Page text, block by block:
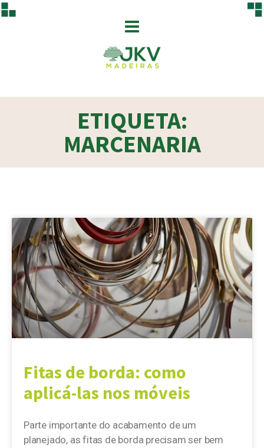
ETIQUETA:
MARCENARIA
Fitas de borda: como
aplicá-las nos móveis
Parte importante do acabamento de um
planejado, as fitas de borda precisam ser bem